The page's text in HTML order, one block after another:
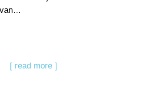
van…
[ read more ]